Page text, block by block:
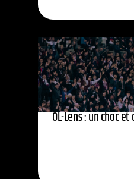
OL-Lens : un choc